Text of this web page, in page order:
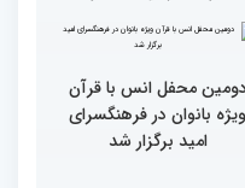
خواهران و برادران،
متسابقین چهلمین دوره
مسابقات بین المللی قرآن
کریم(بخش اول)